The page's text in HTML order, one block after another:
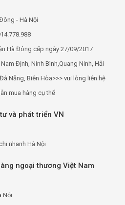
- Hà Nội
Hà Đông cấp ngày 27/09/2017
Định, Ninh Bình,Quang Ninh, Hải
Nẵng, Biên Hòa>>> vui lòng liên hệ
mua hàng cụ thể
và phát triển VN
nhanh Hà Nội
ngoại thương Việt Nam
Nội